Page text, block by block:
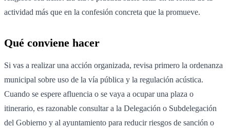
actividad más que en la confesión concreta que la promueve.
Qué conviene hacer
Si vas a realizar una acción organizada, revisa primero la ordenanza
municipal sobre uso de la vía pública y la regulación acústica.
Cuando se espere afluencia o se vaya a ocupar una plaza o
itinerario, es razonable consultar a la Delegación o Subdelegación
del Gobierno y al ayuntamiento para reducir riesgos de sanción o